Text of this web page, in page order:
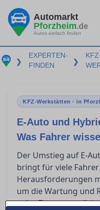
Automarkt
Pforzheim.de
Autos einfach finden
❯
EXPERTEN-
FINDEN
❯
KFZ-Werkstätten · in
E-Auto und
Was Fahrer
Der Umstieg auf E-
bringt für viele
Herausforderungen
um die Wartung und
geht. Eine